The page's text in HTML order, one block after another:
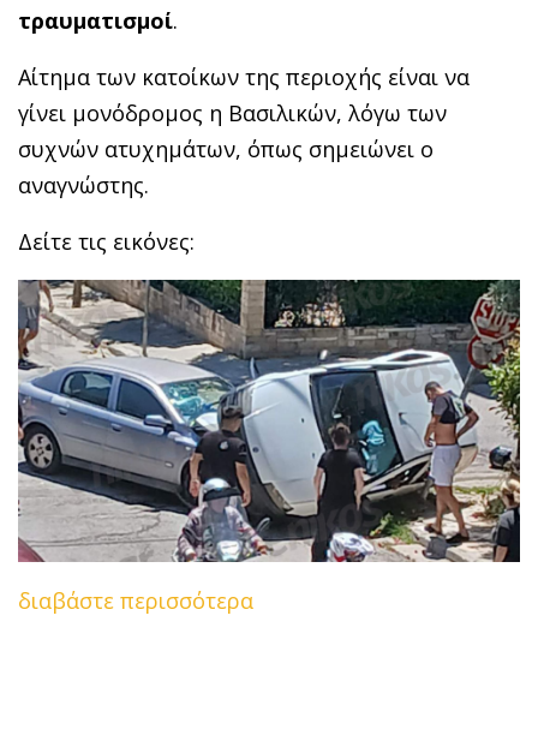
τραυματισμοί.
Αίτημα των κατοίκων της περιοχής είναι να
γίνει μονόδρομος η Βασιλικών, λόγω των
συχνών ατυχημάτων, όπως σημειώνει ο
αναγνώστης.
Δείτε τις εικόνες:
διαβάστε περισσότερα